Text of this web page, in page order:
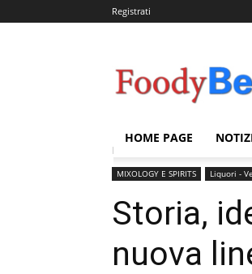
Registrati
HOME PAGE
Home
MIXOLOGY E SPIRITS Liquori -
Storia,
nuova